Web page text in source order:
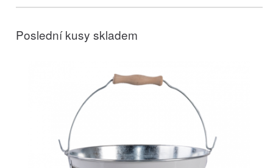
Poslední kusy skladem